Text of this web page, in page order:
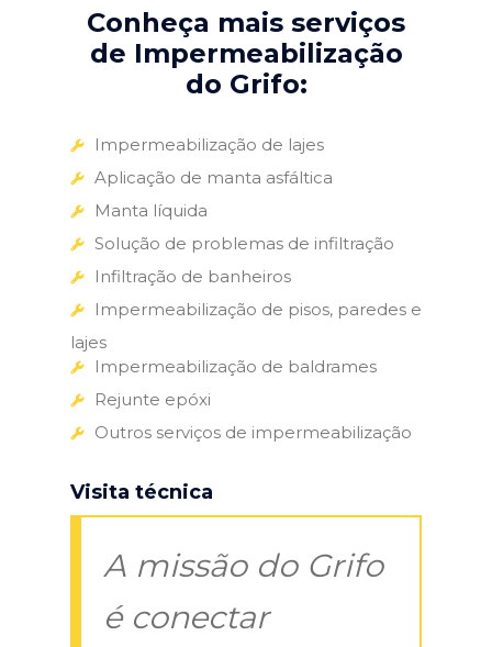
Conheça mais serviços
de Impermeabilização
do Grifo:
Impermeabilização de lajes
Aplicação de manta asfáltica
Manta líquida
Solução de problemas de infiltração
Infiltração de banheiros
Impermeabilização de pisos, paredes e
lajes
Impermeabilização de baldrames
Rejunte epóxi
Outros serviços de impermeabilização
Visita técnica
A missão do Grifo
é conectar